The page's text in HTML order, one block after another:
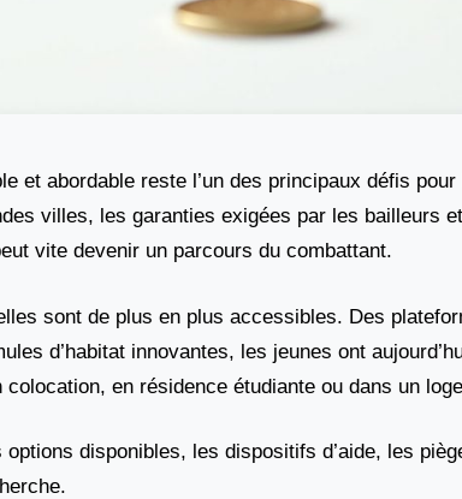
et abordable reste l’un des principaux défis
villes, les garanties exigées par les bailleurs
vite devenir un parcours du combattant.
sont de plus en plus accessibles. Des
d’habitat innovantes, les jeunes ont
colocation, en résidence étudiante ou dans un
disponibles, les dispositifs d’aide, les